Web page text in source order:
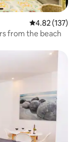
4.82 out of 5
4.82 (137)
from the beach